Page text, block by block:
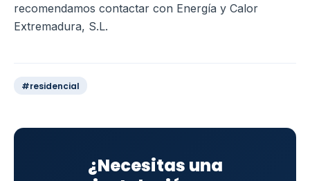
recomendamos contactar con Energía y Calor
Extremadura, S.L.
#residencial
¿Necesitas una